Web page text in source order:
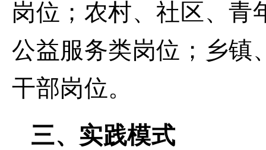
岗位；农村、社区、青
公益服务类岗位；乡镇
干部岗位。
三、实践模式